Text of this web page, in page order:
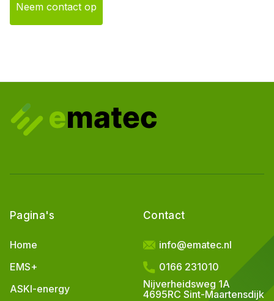
Neem contact op
Pagina's
Home
EMS+
ASKI-energy
Contact
info@ematec.nl
0166 231010
Nijverheidsweg 1A
4695RC Sint-Maartensdijk